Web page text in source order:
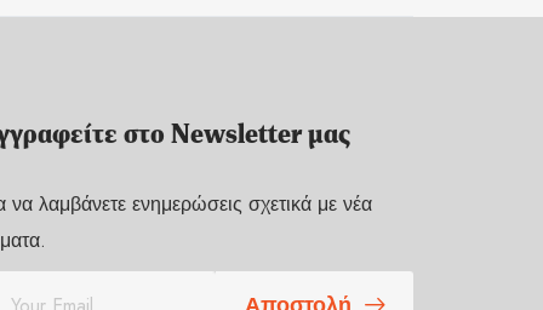
στο Newsletter μας
να λαμβάνετε ενημερώσεις σχετικά με νέα